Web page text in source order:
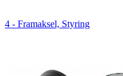
4 - Framaksel, Styring